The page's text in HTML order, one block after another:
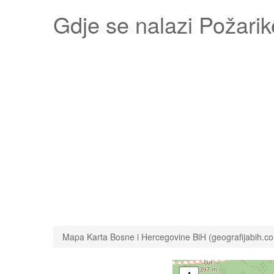
Gdje se nalazi
Mapa Karta Bosne i Hercegovine BiH